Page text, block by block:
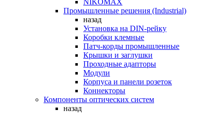
NIKOMAX
Промышленные решения (Industrial)
назад
Установка на DIN-рейку
Коробки клемные
Патч-корды промышленные
Крышки и заглушки
Проходные адапторы
Модули
Корпуса и панели розеток
Коннекторы
Компоненты оптических систем
назад